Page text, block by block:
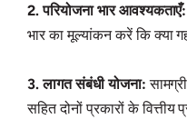
2. परियोजना भार आवश्यकताएँ:
भार का मूल्यांकन करें कि क्या
3. लागत संबंधी योजना:
सहित दोनों प्रकारों के वित्तीय